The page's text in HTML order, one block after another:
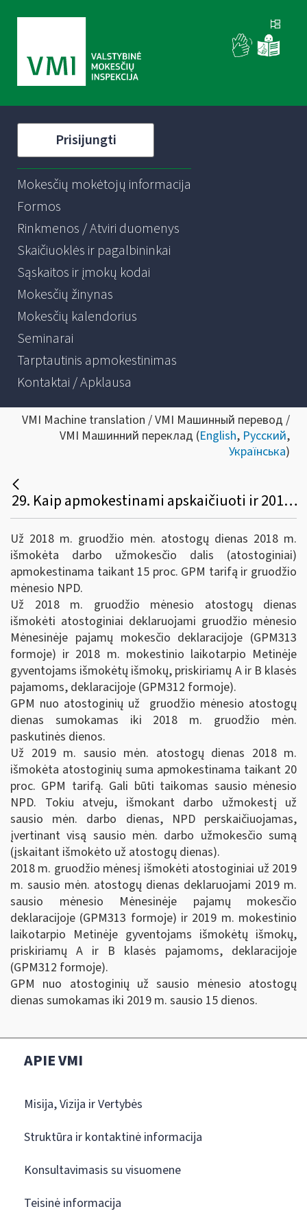
Prisijungti
Mokesčių mokėtojų informacija
Formos
Rinkmenos / Atviri duomenys
Skaičiuoklės ir pagalbininkai
Sąskaitos ir įmokų kodai
Mokesčių žinynas
Mokesčių kalendorius
Seminarai
Tarptautinis apmokestinimas
Kontaktai / Apklausa
VMI Machine translation / VMI Машинный перевод /
VMI Машинний переклад (English, Русский,
Українська)
29. Kaip apmokestinami apskaičiuoti ir 2018 m. išmokėti atostoginiai, pavyzdžiui, už 2018 m. gruodžio 20 d. - 2019 m. sausio 10 d. atostogas? Kurio mėnesio ir kurių metų deklaracijose (GPM312 ir GPM313 formose) jie deklaruojami? Iki kurios datos turi būti sumokamas GPM?
Už 2018 m. gruodžio mėn. atostogų dienas 2018 m.
išmokėta darbo užmokesčio dalis (atostoginiai)
apmokestinama taikant 15 proc. GPM tarifą ir gruodžio
mėnesio NPD.
Už 2018 m. gruodžio mėnesio atostogų dienas
išmokėti atostoginiai deklaruojami gruodžio mėnesio
Mėnesinėje pajamų mokesčio deklaracijoje (GPM313
formoje) ir 2018 m. mokestinio laikotarpio Metinėje
gyventojams išmokėtų išmokų, priskiriamų A ir B klasės
pajamoms, deklaracijoje (GPM312 formoje).
GPM nuo atostoginių už gruodžio mėnesio atostogų
dienas sumokamas iki 2018 m. gruodžio mėn.
paskutinės dienos.
Už 2019 m. sausio mėn. atostogų dienas 2018 m.
išmokėta atostoginių suma apmokestinama taikant 20
proc. GPM tarifą. Gali būti taikomas sausio mėnesio
NPD. Tokiu atveju, išmokant darbo užmokestį už
sausio mėn. darbo dienas, NPD perskaičiuojamas,
įvertinant visą sausio mėn. darbo užmokesčio sumą
(įskaitant išmokėto už atostogų dienas).
2018 m. gruodžio mėnesį išmokėti atostoginiai už 2019
m. sausio mėn. atostogų dienas deklaruojami 2019 m.
sausio mėnesio Mėnesinėje pajamų mokesčio
deklaracijoje (GPM313 formoje) ir 2019 m. mokestinio
laikotarpio Metinėje gyventojams išmokėtų išmokų,
priskiriamų A ir B klasės pajamoms, deklaracijoje
(GPM312 formoje).
GPM nuo atostoginių už sausio mėnesio atostogų
dienas sumokamas iki 2019 m. sausio 15 dienos.
APIE VMI
Misija, Vizija ir Vertybės
Struktūra ir kontaktinė informacija
Konsultavimasis su visuomene
Teisinė informacija